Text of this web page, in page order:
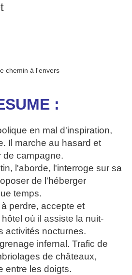
:
en mal d'inspiration,
Il marche au hasard et
de campagne.
l'aborde, l'interroge sur sa
de l'héberger
temps.
perdre, accepte et
où il assiste la nuit-
activités nocturnes.
infernal. Trafic de
de châteaux,
entre les doigts.